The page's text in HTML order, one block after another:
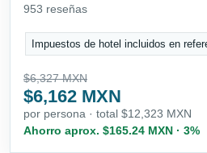
953 reseñas
Impuestos de hotel incluidos en
$6,327 MXN
$6,162 MXN
por persona · total $12,323 MXN
Ahorro aprox. $165.24 MXN · 3%